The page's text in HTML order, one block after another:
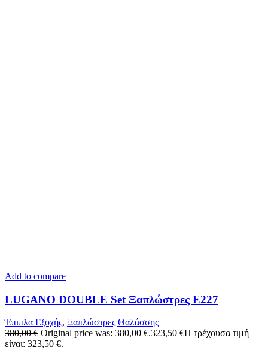
Add to compare
LUGANO DOUBLE Set Ξαπλώστρες Ε227
Έπιπλα Εξοχής, Ξαπλώστρες Θαλάσσης
380,00€ Original price was: 380,00 €.323,50 €Η τρέχουσα τιμή
είναι: 323,50 €.